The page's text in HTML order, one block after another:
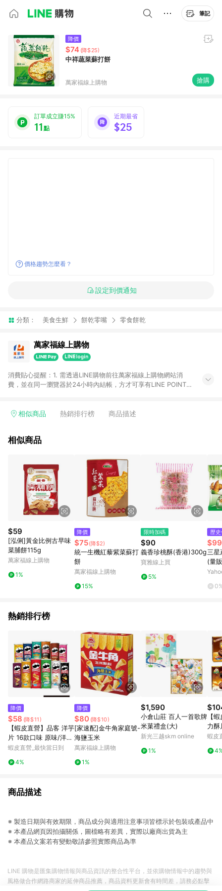
筆記
降價
$74 (降$25)
中祥蔬菜蘇打餅
萬家福線上購物 搶購
訂單成立賺15%
11點
近期最省
$25
價格趨勢怎麼看？
設定到價通知
分類： 美食生鮮 餅乾零嘴 零食餅乾
萬家福線上購物
消費貼心提醒：1. 需透過LINE購物前往萬家福線上購物網站消
費，並在同一瀏覽器於24小時內結帳，方才可享有LINE POINTS
4. 不具回饋資格種類商品：電子禮券。 5. 回饋點數計算將排除訂
錄，相關問題請於保留時間內聯絡客服中心，並由康達盛通生活
提供簡單、快速、輕鬆的購物流程及體驗，將不定期推出精選、
話題性或期間限定商品來滿足您的喜好。
相似商品 熱銷排行榜 商品描述
相似商品
$59
[泓俐]黃金比例古早味
菜脯餅115g
萬家福線上購物
1%
降價
$75(降$2)
統一生機紅藜紫菜蘇打
餅
萬家福線上購物
15%
限時加碼
$90
義香珍桃酥(香港)300g
寶雅線上買
5%
歷
$99
三星
(量
選【
心
熱銷排行榜
降價
$58 (降$11)
【蝦皮直營】品客 洋芋
片 16款口味 原味/洋
蔥/披薩/起司 薯片 餅
蝦皮直營_最快當日到
4%
降價
$80 (降$10)
[家速配]金牛角家庭號-
海鹽玉米
萬家福線上購物
1%
$1,590
小倉山莊 百人一首歌牌
米菓禮盒(大)
新光三越skm online
1%
【
力
盒
心
蝦皮
商品描述
※ 製造日期與有效期限，商品成分與適用注意事項皆標示於包裝或產品中
※ 本產品網頁因拍攝關係，圖檔略有差異，實際以廠商出貨為主
※ 本產品文案若有變動敬請參照實際商品為準
LINE 購物是匯集購物情報與商品資訊的整合性平台，並依購物情報中的趨勢與
風格做合作網路商家的延伸商品推薦，商品資料更新會有時間差，請務必點擊